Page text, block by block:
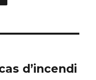
d’incendi